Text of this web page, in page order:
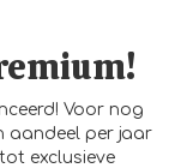
Voor nog
aandeel per jaar
exclusieve